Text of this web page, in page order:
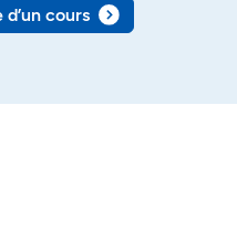
d’un cours